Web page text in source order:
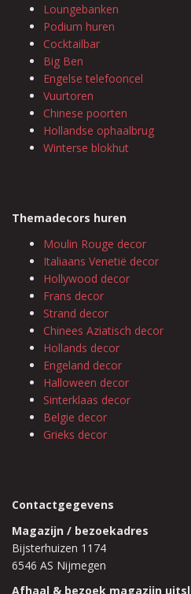
Loungebanken
Podium huren
Cocktailbar
Big Ben
Engelse telefooncel
Vuurtoren
Chinese poorten
Hollandse ophaalbrug
Winterse blokhut
Themadecors huren
Moulin Rouge decor
Italiaans Venetië decor
Hollywood decor
Frans decor
Strand decor
Chinees Aziatisch decor
Hollands decor
Engeland decor
Halloween decor
Sinterklaas decor
Belgie decor
Grieks decor
Contactgegevens
Magazijn / bezoekadres
Bijsterhuizen 1174
6546 AS Nijmegen
Afhaal & bezoek magazijn